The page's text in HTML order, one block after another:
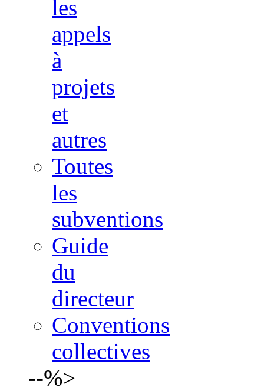
les
appels
à
projets
et
autres
Toutes
les
subventions
Guide
du
directeur
Conventions
collectives
--%>